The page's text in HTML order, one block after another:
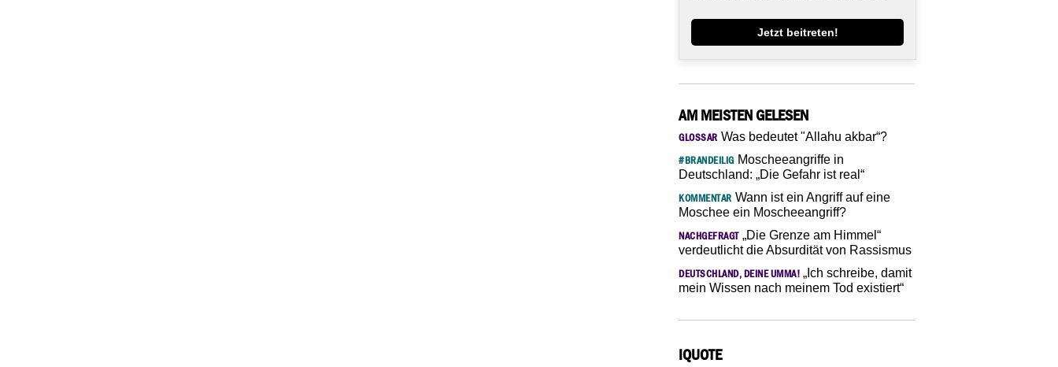
Jetzt beitreten!
AM MEISTEN GELESEN
GLOSSAR Was bedeutet "Allahu akbar“?
#BRANDEILIGMoscheeangriffe in
Deutschland: „Die Gefahr ist real“
KOMMENTAR Wann ist ein Angriff auf eine
Moschee ein Moscheeangriff?
NACHGEFRAGT„Die Grenze am Himmel“
verdeutlicht die Absurdität von Rassismus
DEUTSCHLAND, DEINE UMMA! „Ich schreibe, damit
mein Wissen nach meinem Tod existiert“
IQUOTE